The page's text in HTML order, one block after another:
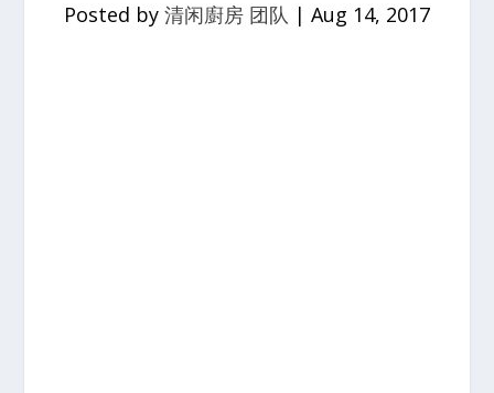
Posted by 清闲廚房 团队 | Aug 14, 2017